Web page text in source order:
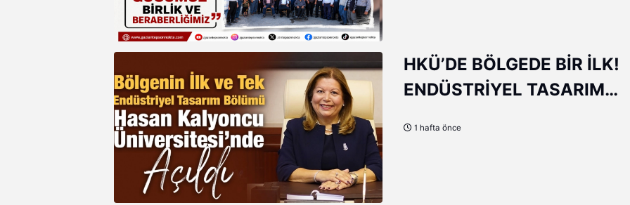
birinci oturum (Sözel Bölüm) saat 09.30,
ikinci oturum (Sayısal Bölüm) ise saat
Diğer yandan öğrencilerimizin sınav öncesi
süreçlerden etkilenmemesi adına sınavın
gerçekleşeceği okul ve kurumlarda fiziki
hazırlıkların tamamlanması amacıyla 12
Haziran 2026 Cuma günü örgün eğitim
kurumlarında eğitim öğretime 1 gün süreyle
ara verilecek ve bu tarihte öğretmenler 1 gün
HKÜ’DE BÖLGEDE BİR İLK!
ENDÜSTRİYEL TASARIM
1 hafta önce